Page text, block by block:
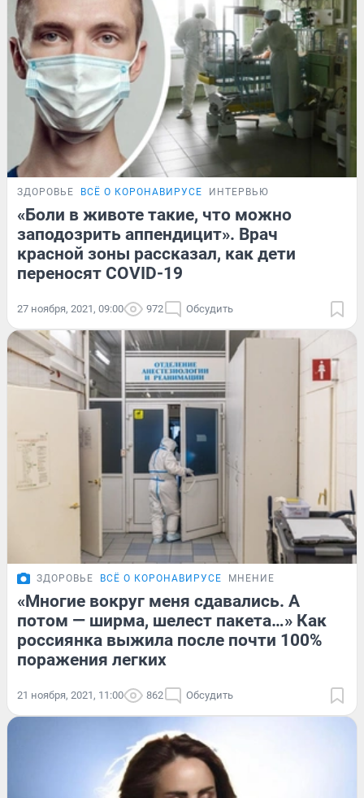
ЗДОРОВЬЕ ВСЁ О КОРОНАВИРУСЕ ИНТЕРВЬЮ
«Боли в животе такие, что можно
заподозрить аппендицит». Врач
красной зоны рассказал, как дети
переносят COVID-19
27 ноября, 2021, 09:00 972 Обсудить
ЗДОРОВЬЕ ВСЁ О КОРОНАВИРУСЕ МНЕНИЕ
«Многие вокруг меня сдавались. А
потом — ширма, шелест пакета…» Как
россиянка выжила после почти 100%
поражения легких
21 ноября, 2021, 11:00 862 Обсудить